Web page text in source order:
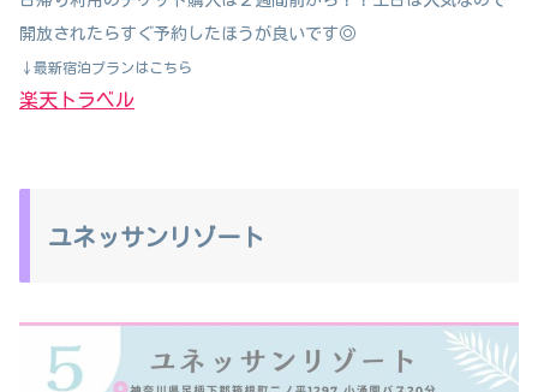
開放されたらすぐ予約したほうが良いです◎
↓最新宿泊プランはこちら
楽天トラベル
ユネッサンリゾート